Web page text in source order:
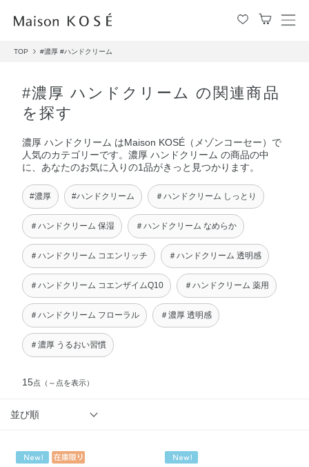
メ
TOP #濃厚 #ハンドクリーム
#濃厚 ハンドクリーム の関連商品
を探す
濃厚 ハンドクリーム はMaison KOSÉ（メゾンコーセー）で
人気のカテゴリーです。濃厚 ハンドクリーム の商品の中
に、あなたのお気に入りの1品がきっと見つかります。
#濃厚 #ハンドクリーム ＃ハンドクリーム しっとり
＃ハンドクリーム 保湿 ＃ハンドクリーム なめらか
＃ハンドクリーム コエンリッチ ＃ハンドクリーム 透明感
＃ハンドクリーム コエンザイムQ10 ＃ハンドクリーム 薬用
＃ハンドクリーム フローラル ＃濃厚 透明感
＃濃厚 うるおい習慣
15点 （～点を表示）
並び順